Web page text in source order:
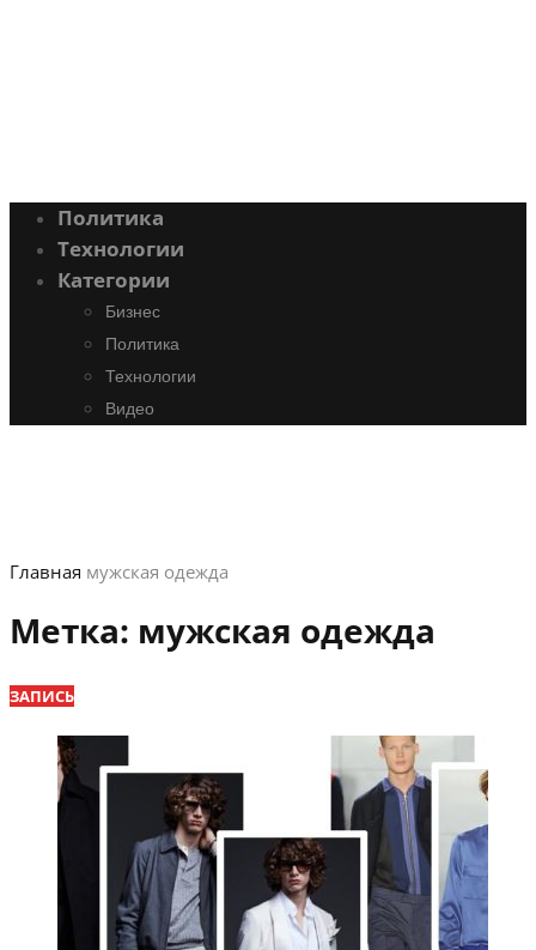
Политика
Технологии
Категории
Бизнес
Политика
Технологии
Видео
Главная мужская одежда
Метка: мужская одежда
ЗАПИСЬ